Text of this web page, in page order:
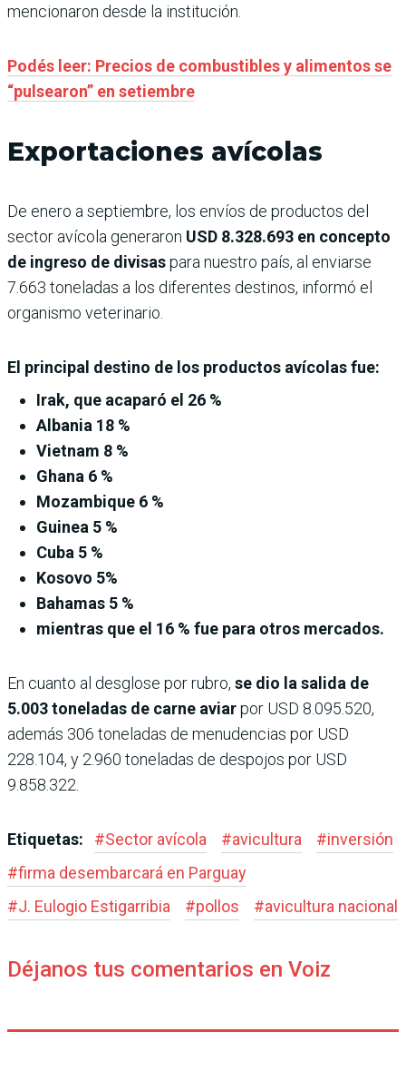
mencionaron desde la institución.
Podés leer: Precios de combustibles y alimentos se
“pulsearon” en setiembre
Exportaciones avícolas
De enero a septiembre, los envíos de productos del
sector avícola generaron USD 8.328.693 en concepto
de ingreso de divisaspara nuestro país, al enviarse
7.663 toneladas a los diferentes destinos, informó el
organismo veterinario.
El principal destino de los productos avícolas fue:
Irak, que acaparó el 26 %
Albania 18 %
Vietnam 8 %
Ghana 6 %
Mozambique 6 %
Guinea 5 %
Cuba 5 %
Kosovo 5%
Bahamas 5 %
mientras que el 16 % fue para otros mercados.
En cuanto al desglose por rubro, se dio la salida de
5.003 toneladas de carne aviarpor USD 8.095.520,
además 306 toneladas de menudencias por USD
228.104, y 2.960 toneladas de despojos por USD
9.858.322.
Etiquetas: #Sector avícola #avicultura #inversión
#firma desembarcará en Parguay
#J. Eulogio Estigarribia #pollos #avicultura nacional
Déjanos tus comentarios en Voiz